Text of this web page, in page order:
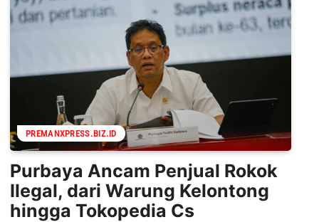
PREMANXPRESS.BIZ.ID
Purbaya Ancam Penjual Rokok
Ilegal, dari Warung Kelontong
hingga Tokopedia Cs